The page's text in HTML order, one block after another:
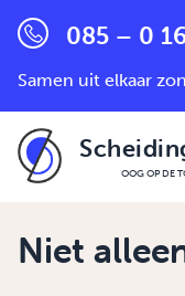
085 – 0
Samen uit elkaar
OOG OP DE
Niet